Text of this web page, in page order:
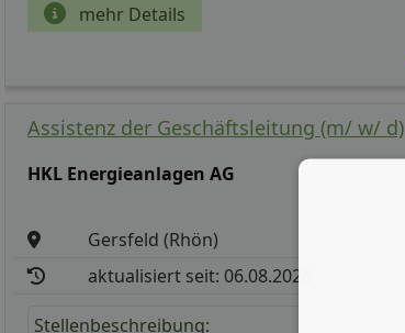
mehr Details
Assistenz der Geschäftsleitung (m/ w/ d)
HKL Energieanlagen AG
Gersfeld (Rhön)
aktualisiert seit: 06.08.2026
Stellenbeschreibung: